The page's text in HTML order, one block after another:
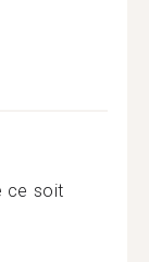
ce soit